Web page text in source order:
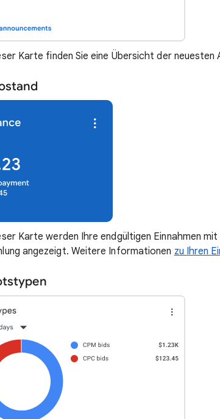
Karte finden Sie eine Übersicht der neuesten
Karte werden Ihre endgültigen Einnahmen
angezeigt. Weitere Informationen zu Ihren